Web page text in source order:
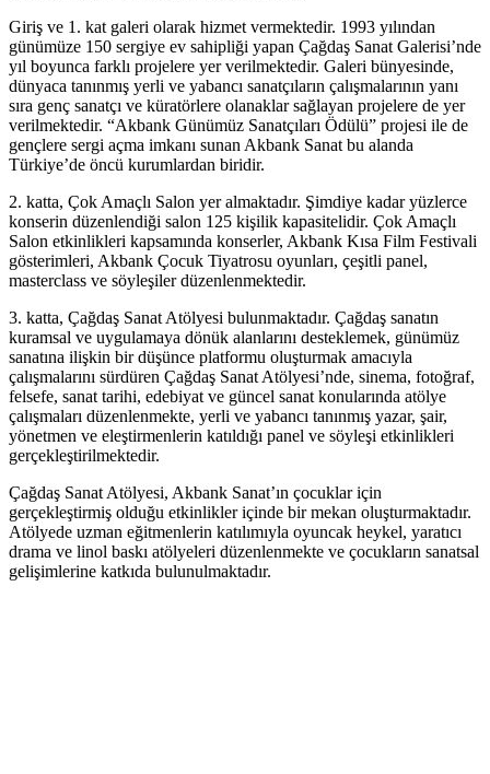
Giriş ve 1. kat galeri olarak hizmet vermektedir. 1993 yılından
günümüze 150 sergiye ev sahipliği yapan Çağdaş Sanat Galerisi’nde
yıl boyunca farklı projelere yer verilmektedir. Galeri bünyesinde,
dünyaca tanınmış yerli ve yabancı sanatçıların çalışmalarının yanı
sıra genç sanatçı ve küratörlere olanaklar sağlayan projelere de yer
verilmektedir. “Akbank Günümüz Sanatçıları Ödülü” projesi ile de
gençlere sergi açma imkanı sunan Akbank Sanat bu alanda
Türkiye’de öncü kurumlardan biridir.
2. katta, Çok Amaçlı Salon yer almaktadır. Şimdiye kadar yüzlerce
konserin düzenlendiği salon 125 kişilik kapasitelidir. Çok Amaçlı
Salon etkinlikleri kapsamında konserler, Akbank Kısa Film Festivali
gösterimleri, Akbank Çocuk Tiyatrosu oyunları, çeşitli panel,
masterclass ve söyleşiler düzenlenmektedir.
3. katta, Çağdaş Sanat Atölyesi bulunmaktadır. Çağdaş sanatın
kuramsal ve uygulamaya dönük alanlarını desteklemek, günümüz
sanatına ilişkin bir düşünce platformu oluşturmak amacıyla
çalışmalarını sürdüren Çağdaş Sanat Atölyesi’nde, sinema, fotoğraf,
felsefe, sanat tarihi, edebiyat ve güncel sanat konularında atölye
çalışmaları düzenlenmekte, yerli ve yabancı tanınmış yazar, şair,
yönetmen ve eleştirmenlerin katıldığı panel ve söyleşi etkinlikleri
gerçekleştirilmektedir.
Çağdaş Sanat Atölyesi, Akbank Sanat’ın çocuklar için
gerçekleştirmiş olduğu etkinlikler içinde bir mekan oluşturmaktadır.
Atölyede uzman eğitmenlerin katılımıyla oyuncak heykel, yaratıcı
drama ve linol baskı atölyeleri düzenlenmekte ve çocukların sanatsal
gelişimlerine katkıda bulunulmaktadır.